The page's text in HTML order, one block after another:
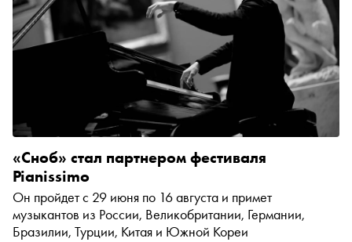
«Сноб» стал партнером фестиваля
Pianissimo
Он пройдет с 29 июня по 16 августа и примет
музыкантов из России, Великобритании, Германии,
Бразилии, Турции, Китая и Южной Кореи